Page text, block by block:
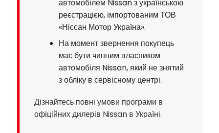
автомобілем Nissan з українською
реєстрацією, імпортованим ТОВ
«Ніссан Мотор Україна».
На момент звернення покупець
має бути чинним власником
автомобіля Nissan, який не знятий
з обліку в сервісному центрі.
Дізнайтесь повні умови програми в
офіційних дилерів Nissan в Україні.